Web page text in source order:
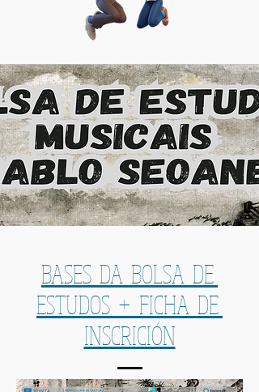
BASES DA BOLSA DE
ESTUDOS + FICHA DE
INSCRICIÓN